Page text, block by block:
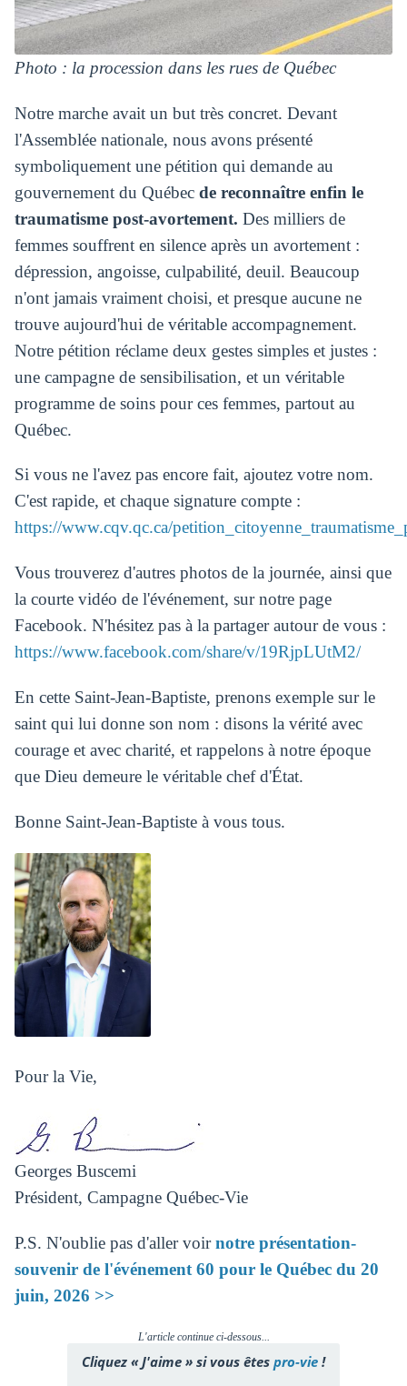
Photo : la procession dans les rues de Québec
Notre marche avait un but très concret. Devant
l'Assemblée nationale, nous avons présenté
symboliquement une pétition qui demande au
gouvernement du Québec de reconnaître enfin le
traumatisme post‑avortement. Des milliers de
femmes souffrent en silence après un avortement :
dépression, angoisse, culpabilité, deuil. Beaucoup
n'ont jamais vraiment choisi, et presque aucune ne
trouve aujourd'hui de véritable accompagnement.
Notre pétition réclame deux gestes simples et justes :
une campagne de sensibilisation, et un véritable
programme de soins pour ces femmes, partout au
Québec.
Si vous ne l'avez pas encore fait, ajoutez votre nom.
C'est rapide, et chaque signature compte :
https://www.cqv.qc.ca/
Vous trouverez d'autres photos de la journée, ainsi que
la courte vidéo de l'événement, sur notre page
Facebook. N'hésitez pas à la partager autour de vous :
https://www.facebook.com/share/v/19RjpLUtM2/
En cette Saint‑Jean‑Baptiste, prenons exemple sur le
saint qui lui donne son nom : disons la vérité avec
courage et avec charité, et rappelons à notre époque
que Dieu demeure le véritable chef d'État.
Bonne Saint-Jean-Baptiste à vous tous.
Pour la Vie,
Georges Buscemi
Président, Campagne Québec‑Vie
P.S. N'oublie pas d'aller voirnotre présentation-
souvenir de l'événement 60 pour le Québec du 20
juin, 2026 >>
L'article continue ci-dessous...
Cliquez « J'aime » si vous êtes pro-vie !